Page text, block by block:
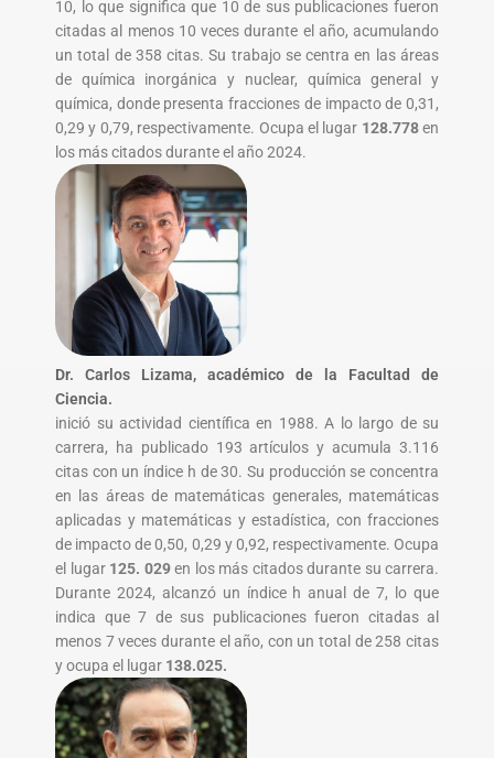
10, lo que significa que 10 de sus publicaciones fueron
citadas al menos 10 veces durante el año, acumulando
un total de 358 citas. Su trabajo se centra en las áreas
de química inorgánica y nuclear, química general y
química, donde presenta fracciones de impacto de 0,31,
0,29 y 0,79, respectivamente. Ocupa el lugar 128.778en
los más citados durante el año 2024.
Dr. Carlos Lizama, académico de la Facultad de
Ciencia.
inició su actividad científica en 1988. A lo largo de su
carrera, ha publicado 193 artículos y acumula 3.116
citas con un índice h de 30. Su producción se concentra
en las áreas de matemáticas generales, matemáticas
aplicadas y matemáticas y estadística, con fracciones
de impacto de 0,50, 0,29 y 0,92, respectivamente. Ocupa
el lugar 125. 029en los más citados durante su carrera.
Durante 2024, alcanzó un índice h anual de 7, lo que
indica que 7 de sus publicaciones fueron citadas al
menos 7 veces durante el año, con un total de 258 citas
y ocupa el lugar 138.025.